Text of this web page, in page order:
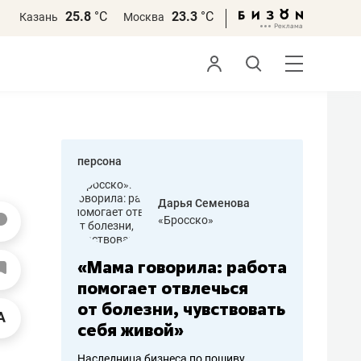
Казань 25.8 °С Москва 23.3 °С
персона
Дарья Семенова
«Бросско»
«Мама говорила: работа
помогает отвлечься
от болезни, чувствовать
себя живой»